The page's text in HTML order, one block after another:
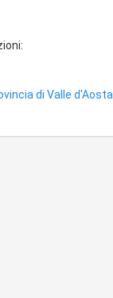
di Valle d'Aosta